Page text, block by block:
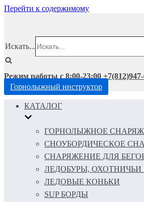
Перейти к содержимому
Искать...
Режим работы с 8:00-23:00
Горнолыжный инструктор
КАТАЛОГ
ГОРНОЛЫЖНОЕ
СНОУБОРДИЧЕСКОЕ
СНАРЯЖЕНИЕ ДЛЯ
ЛЕДОБУРЫ,
ЛЕДОВЫЕ КОНЬКИ
SUP БОРДЫ